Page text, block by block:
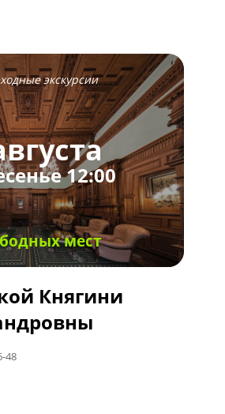
экскурсии
12:00
мест
Княгини
48